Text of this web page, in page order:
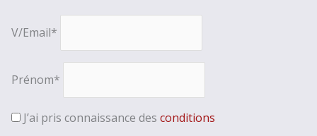
V/Email*
Prénom*
J’ai pris connaissance des conditions